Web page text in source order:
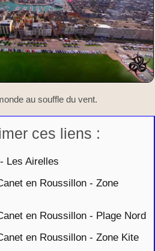
au souffle du vent.
ces liens :
Les Airelles
en Roussillon - Zone
en Roussillon - Plage Nord
en Roussillon - Zone Kite